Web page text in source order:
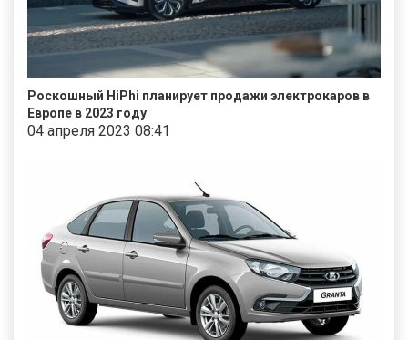
Роскошный HiPhi планирует продажи электрокаров в
Европе в 2023 году
04 апреля 2023 08:41